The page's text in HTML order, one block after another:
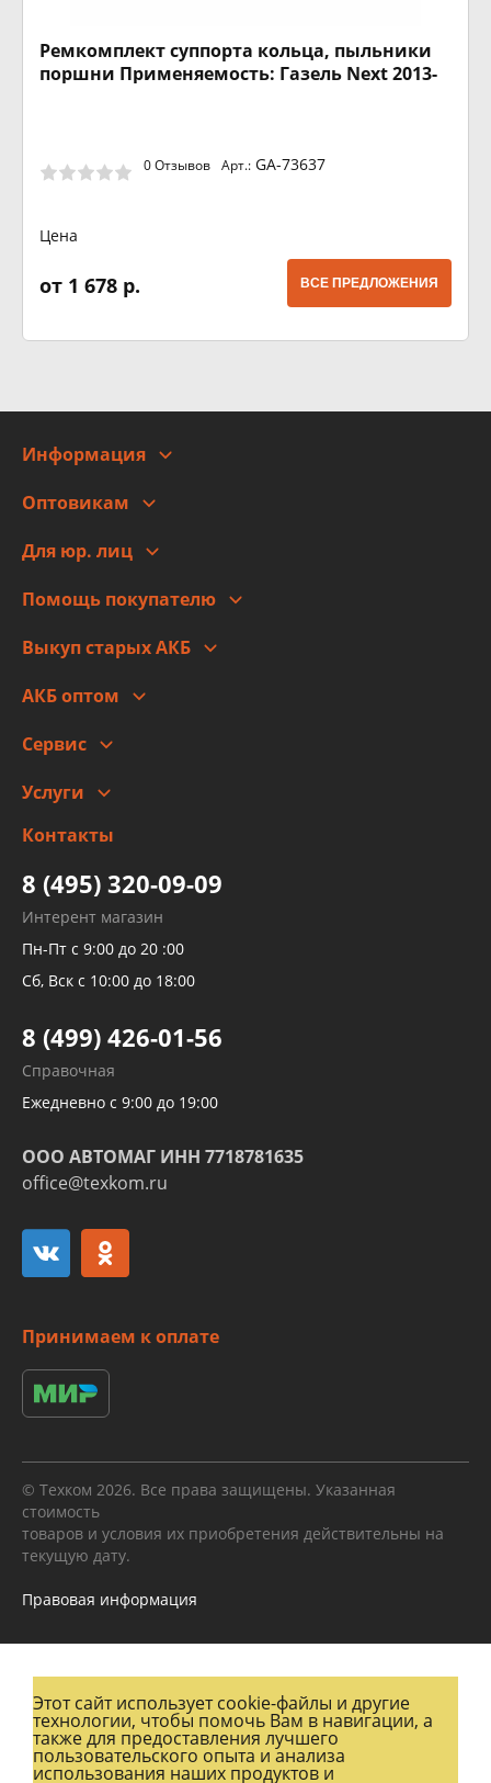
Ремкомплект суппорта кольца, пыльники
поршни Применяемость: Газель Next 2013-
0 Отзывов Арт.: GA-73637
Цена
от 1 678 р. ВСЕ ПРЕДЛОЖЕНИЯ
Информация
Адреса
Новости
Правовая информация
Оптовикам
Для юр. лиц
Помощь покупателю
Оплата
Гарантии и возврат
Выкуп старых АКБ
АКБ оптом
Сервис
Заправка кондиционера авто
Детейлинг
Услуги
высокого давления
Тормозных трубок
Рукавов гидроусилителей
Рукавов компрессоров и турбин
Трубок кондиционеров
Развертка пайка медных стальных
алюминиевых трубок и штуцеров
Контакты
8 (495) 320-09-09
Интерент магазин
Пн-Пт с 9:00 до 20 :00
Сб, Вск с 10:00 до 18:00
8 (499) 426-01-56
Справочная
Ежедневно с 9:00 до 19:00
ООО АВТОМАГ ИНН 7718781635
office@texkom.ru
Принимаем к оплате
© Техком 2026. Все права защищены. Указанная
стоимость
товаров и условия их приобретения действительны на
текущую дату.
Правовая информация
Этот сайт использует cookie-файлы и другие
технологии, чтобы помочь Вам в навигации, а
также для предоставления лучшего
пользовательского опыта и анализа
использования наших продуктов и